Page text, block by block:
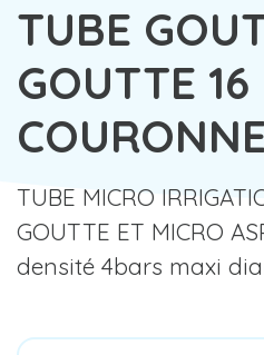
TUBE
GOUTTE
TUBE MICRO
GOUTTE ET MICRO
densité 4bars maxi